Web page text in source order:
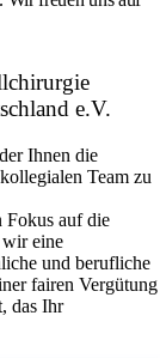
e.V.
Ihnen die
Team zu
Fokus auf die
eine
und berufliche
fairen Vergütung
das Ihr